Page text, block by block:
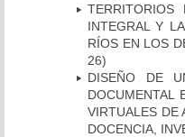
TERRITORIOS
INTEGRAL Y
RÍOS EN LOS
26)
DISEÑO DE
DOCUMENTAL
VIRTUALES DE
DOCENCIA,